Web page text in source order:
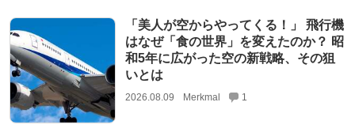
「美人が空からやってくる！」 飛行機
はなぜ「食の世界」を変えたのか？ 昭
和5年に広がった空の新戦略、その狙
いとは
2026.08.09 Merkmal 1